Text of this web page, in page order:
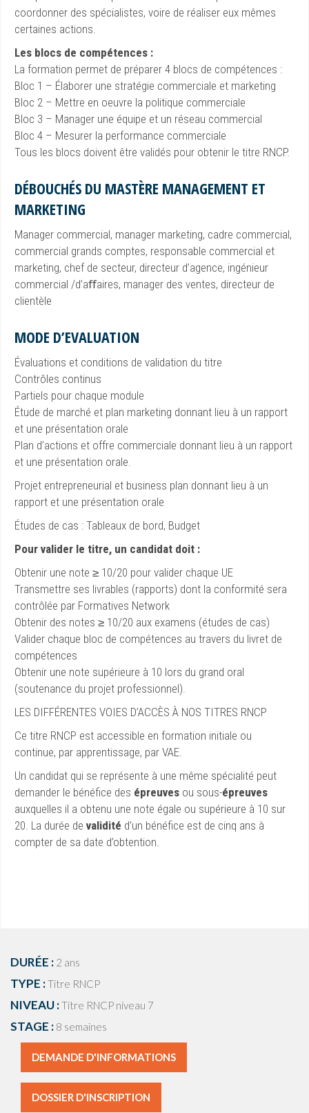
coordonner des spécialistes, voire de réaliser eux mêmes
certaines actions.
Les blocs de compétences :
La formation permet de préparer 4 blocs de compétences :
Bloc 1 – Élaborer une stratégie commerciale et marketing
Bloc 2 – Mettre en oeuvre la politique commerciale
Bloc 3 – Manager une équipe et un réseau commercial
Bloc 4 – Mesurer la performance commerciale
Tous les blocs doivent être validés pour obtenir le titre RNCP.
DÉBOUCHÉS DU MASTÈRE MANAGEMENT ET
MARKETING
Manager commercial, manager marketing, cadre commercial,
commercial grands comptes, responsable commercial et
marketing, chef de secteur, directeur d’agence, ingénieur
commercial /d’aﬀaires, manager des ventes, directeur de
clientèle
MODE D’EVALUATION
Évaluations et conditions de validation du titre
Contrôles continus
Partiels pour chaque module
Étude de marché et plan marketing donnant lieu à un rapport
et une présentation orale
Plan d’actions et offre commerciale donnant lieu à un rapport
et une présentation orale.
Projet entrepreneurial et business plan donnant lieu à un
rapport et une présentation orale
Études de cas : Tableaux de bord, Budget
Pour valider le titre, un candidat doit :
Obtenir une note ≥ 10/20 pour valider chaque UE
Transmettre ses livrables (rapports) dont la conformité sera
contrôlée par Formatives Network
Obtenir des notes ≥ 10/20 aux examens (études de cas)
Valider chaque bloc de compétences au travers du livret de
compétences
Obtenir une note supérieure à 10 lors du grand oral
(soutenance du projet professionnel).
LES DIFFÉRENTES VOIES D’ACCÈS À NOS TITRES RNCP
Ce titre RNCP est accessible en formation initiale ou
continue, par apprentissage, par VAE.
Un candidat qui se représente à une même spécialité peut
demander le bénéfice des épreuves ou sous-épreuves
auxquelles il a obtenu une note égale ou supérieure à 10 sur
20. La durée de validité d’un bénéfice est de cinq ans à
compter de sa date d’obtention.
DURÉE : 2 ans
TYPE :Titre RNCP
NIVEAU :Titre RNCP niveau 7
STAGE : 8 semaines
DEMANDE D'INFORMATIONS
DOSSIER D'INSCRIPTION